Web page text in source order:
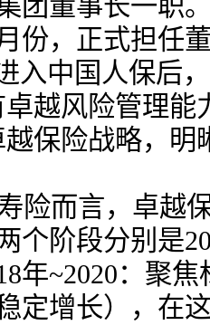
团董事长一职
份，正式担任
入中国人保后
越风险管理
越保险战略，
险而言，卓越
个阶段分别是
年~2020：聚
定增长），在